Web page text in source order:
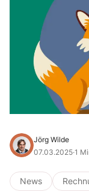
Jörg Wilde
07.03.2025·1
News